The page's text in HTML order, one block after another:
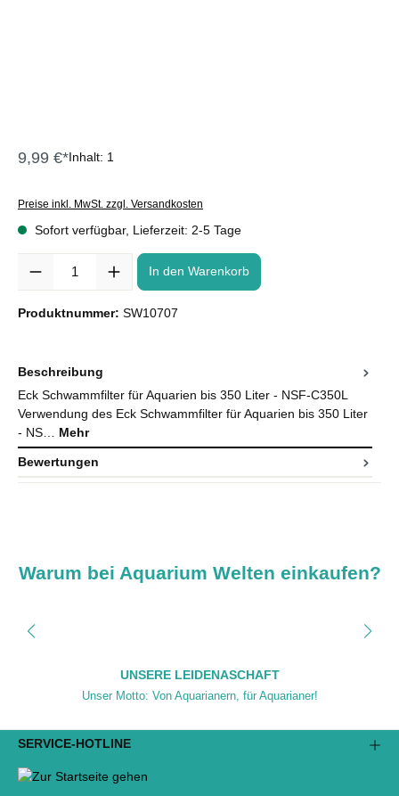
9,99 €*Inhalt: 1
Preise inkl. MwSt. zzgl. Versandkosten
Sofort verfügbar, Lieferzeit: 2-5 Tage
In den Warenkorb
Produktnummer: SW10707
Beschreibung
Eck Schwammfilter für Aquarien bis 350 Liter - NSF-C350L
Verwendung des Eck Schwammfilter für Aquarien bis 350 Liter
- NS… Mehr
Bewertungen
Warum bei Aquarium Welten einkaufen?
UNSERE LEIDENASCHAFT
Unser Motto: Von Aquarianern, für Aquarianer!
SERVICE-HOTLINE